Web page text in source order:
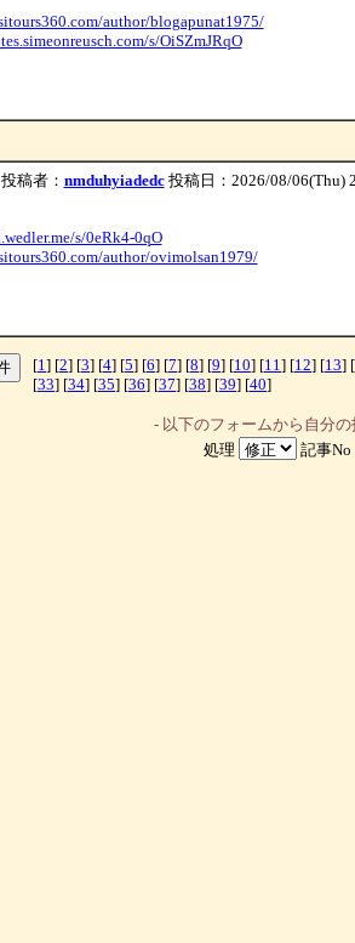
author/blogapunat1975/
s/OiSZmJRqO
稿者： nmduhyiadedc投稿日：2026/08/06(Thu)
s/0eRk4-0qO
author/ovimolsan1979/
[1 ] [2] [3] [4] [5] [6] [7] [8] [9] [10] [11 ] [12] [13] [
[33] [34] [35] [36] [37] [38] [39] [40]
- 以下のフォームから自分
処理
記事No